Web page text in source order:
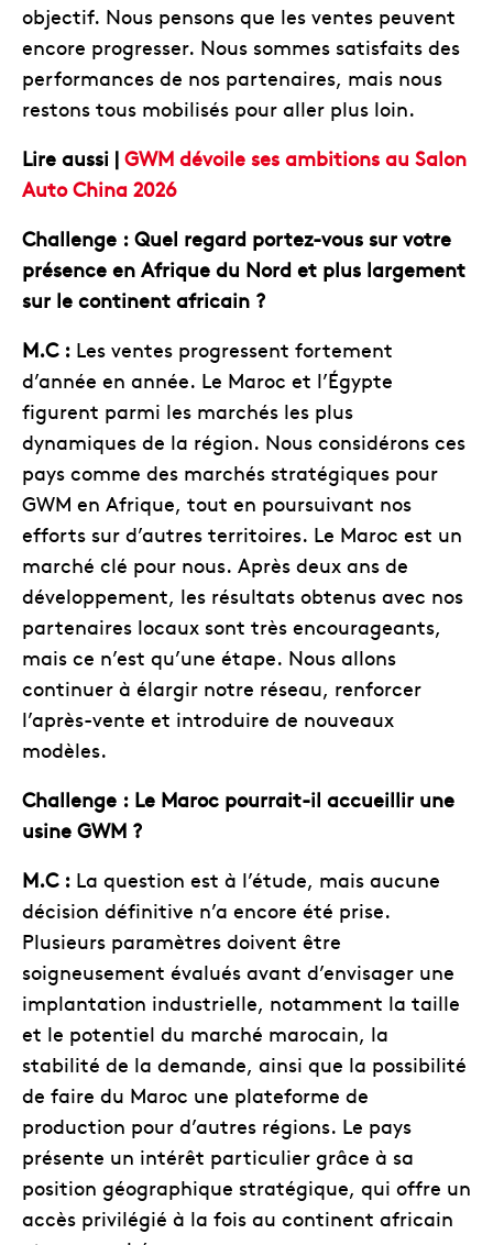
objectif. Nous pensons que les ventes peuvent
encore progresser. Nous sommes satisfaits des
performances de nos partenaires, mais nous
restons tous mobilisés pour aller plus loin.
Lire aussi | GWM dévoile ses ambitions au Salon
Auto China 2026
Challenge : Quel regard portez-vous sur votre
présence en Afrique du Nord et plus largement
sur le continent africain ?
M.C : Les ventes progressent fortement
d’année en année. Le Maroc et l’Égypte
figurent parmi les marchés les plus
dynamiques de la région. Nous considérons ces
pays comme des marchés stratégiques pour
GWM en Afrique, tout en poursuivant nos
efforts sur d’autres territoires. Le Maroc est un
marché clé pour nous. Après deux ans de
développement, les résultats obtenus avec nos
partenaires locaux sont très encourageants,
mais ce n’est qu’une étape. Nous allons
continuer à élargir notre réseau, renforcer
l’après-vente et introduire de nouveaux
modèles.
Challenge : Le Maroc pourrait-il accueillir une
usine GWM ?
M.C : La question est à l’étude, mais aucune
décision définitive n’a encore été prise.
Plusieurs paramètres doivent être
soigneusement évalués avant d’envisager une
implantation industrielle, notamment la taille
et le potentiel du marché marocain, la
stabilité de la demande, ainsi que la possibilité
de faire du Maroc une plateforme de
production pour d’autres régions. Le pays
présente un intérêt particulier grâce à sa
position géographique stratégique, qui offre un
accès privilégié à la fois au continent africain